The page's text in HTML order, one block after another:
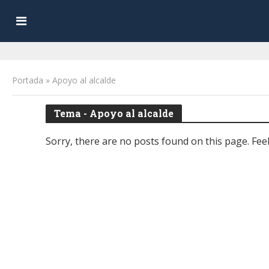
Portada » Apoyo al alcalde
Tema - Apoyo al alcalde
Sorry, there are no posts found on this page.